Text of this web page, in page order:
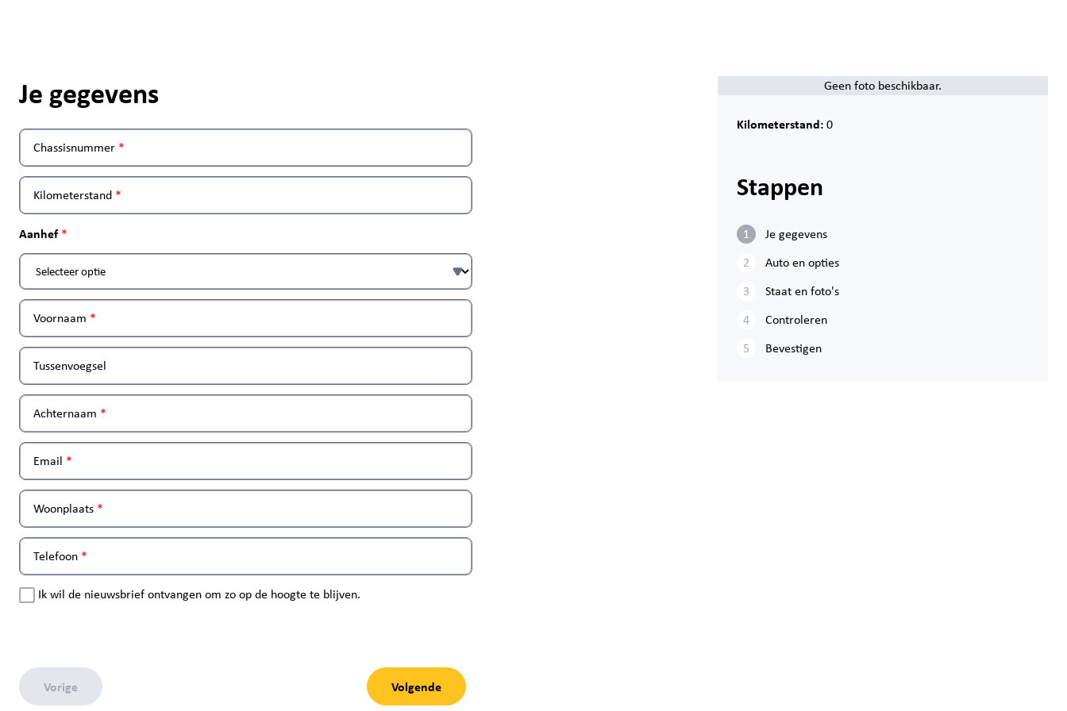
Je gegevens
Chassisnummer
Kilometerstand
Aanhef
Voornaam
Tussenvoegsel
Achternaam
Email
Woonplaats
Telefoon
Ik wil de nieuwsbrief ontvangen om zo op de hoogte te blijven.
Vorige Volgende
Geen foto beschikbaar.
Kilometerstand:0
Stappen
1
Je gegevens
2
Auto en opties
3
Staat en foto's
4
Controleren
5
Bevestigen